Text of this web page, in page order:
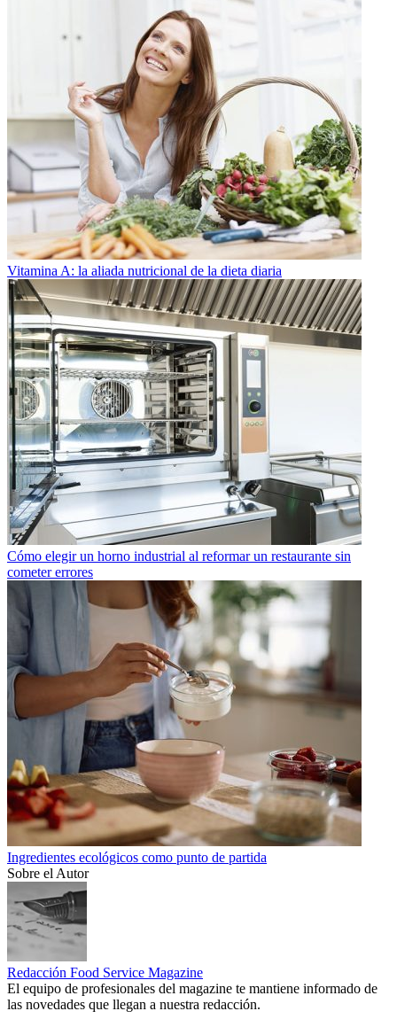
Vitamina A: la aliada nutricional de la dieta diaria
Cómo elegir un horno industrial al reformar un restaurante sin
cometer errores
Ingredientes ecológicos como punto de partida
Sobre el Autor
Redacción Food Service Magazine
El equipo de profesionales del magazine te mantiene informado de
las novedades que llegan a nuestra redacción.